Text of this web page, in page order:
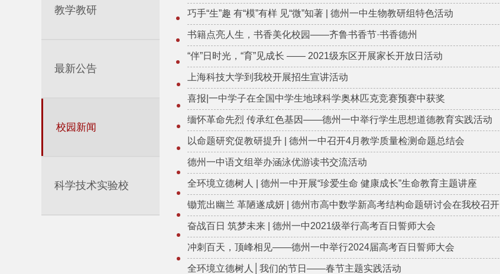
巧手“生”趣 有“模”有样 见“微”知著 | 德州一中生物教研组特色活动
书籍点亮人生，书香美化校园——齐鲁书香节·书香德州
“伴”日时光，“育”见成长 —— 2021级东区开展家长开放日活动
上海科技大学到我校开展招生宣讲活动
喜报|一中学子在全国中学生地球科学奥林匹克竞赛预赛中获奖
缅怀革命先烈 传承红色基因——德州一中举行学生思想道德教育实践活动
以命题研究促教研提升 | 德州一中召开4月教学质量检测命题总结会
德州一中语文组举办涵泳优游读书交流活动
全环境立德树人 | 德州一中开展“珍爱生命 健康成长”生命教育主题讲座
锄荒出幽兰 革陋遂成妍 | 德州市高中数学新高考结构命题研讨会在我校召开
奋战百日 筑梦未来 | 德州一中2021级举行高考百日誓师大会
冲刺百天，顶峰相见——德州一中举行2024届高考百日誓师大会
全环境立德树人│我们的节日——春节主题实践活动
教学教研
最新公告
校园新闻
科学技术实验校